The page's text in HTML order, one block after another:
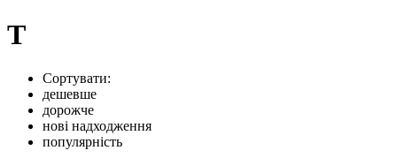
T
Сортувати:
дешевше
дорожче
нові надходження
популярність